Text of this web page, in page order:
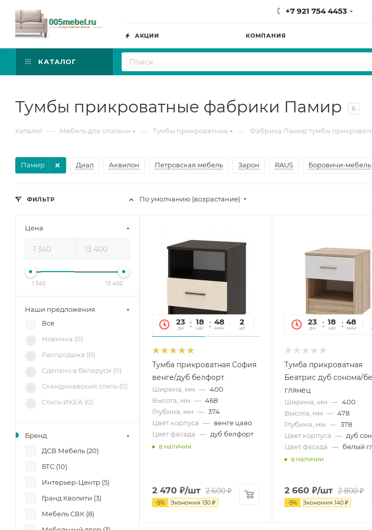
+7 921 754 4453
АКЦИИ КОМПАНИЯ
КАТАЛОГ
Тумбы прикроватные фабрики Памир 6
Каталог — Мебель для спальни — Тумбы прикроватные — Фабрика Памир тумбы
Диал Аквилон Петровская мебель Зарон RAUS Боровичи-мебель
Памир
По умолчанию (возрастание)
23
дн
18
час
48
мин
51
сек
2
шт
Тумба прикроватная София
венге/дуб белфорт
Ширина, мм — 400
Высота, мм — 468
Глубина, мм — 374
Цвет корпуса — венге цаво
Цвет фасада — дуб белфорт
в наличии
2 470 ₽/шт 2 600₽
-5% Экономия 130 ₽
23
дн
18
час
48
мин
Тумба прикроватная
Беатрис дуб сонома/
глянец
Ширина, мм — 400
Высота, мм — 478
Глубина, мм — 378
Цвет корпуса — дуб
Цвет фасада — белый
в наличии
2 660 ₽/шт 2 800₽
-5% Экономия 140₽
ФИЛЬТР
Цена
1 340 13 400
Наши предложения
Все
Новинка (0)
Распродажа (0)
Сделано в Беларуси (0)
Скандинавский стиль (0)
Стиль ИКЕА (0)
Бренд
ДСВ Мебель (20)
БТС (10)
Интерьер-Центр (5)
Гранд Кволити (3)
Мебель СВК (8)